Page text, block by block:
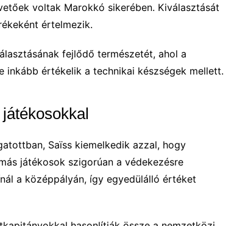
voltak Marokkó sikerében. Kiválasztását
értelmezik.
fejlődő természetét, ahol a
inkább értékelik a technikai készségek mellett.
Saïss kiemelkedik azzal, hogy
játékosok szigorúan a védekezésre
a középpályán, így egyedülálló értéket